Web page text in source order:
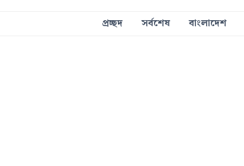
প্রচ্ছদ সর্বশেষ বাংলাদেশ